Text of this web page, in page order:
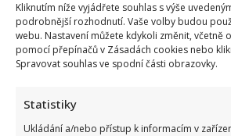
Kliknutím níže vyjádřete souhlas s výše
podrobnější rozhodnutí. Vaše volby budou
webu. Nastavení můžete kdykoli změnit, včetně
pomocí přepínačů v Zásadách cookies nebo
Spravovat souhlas ve spodní části obrazovky.
Statistiky
Ukládání a/nebo přístup k informacím v